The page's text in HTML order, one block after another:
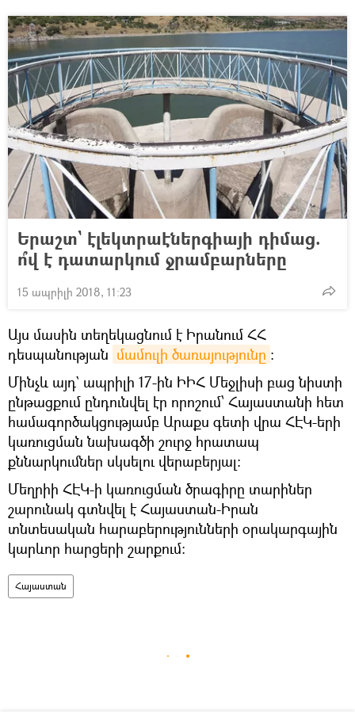
Երաշտ` էլեկտրաէներգիայի դիմաց.
ո՞վ է դատարկում ջրամբարները
15 ապրիլի 2018, 11:23
Այս մասին տեղեկացնում է Իրանում ՀՀ
դեսպանության մամուլի ծառայությունը ։
Մինչև այդ` ապրիլի 17-ին ԻԻՀ Մեջլիսի բաց նիստի
ընթացքում ընդունվել էր որոշում՝ Հայաստանի հետ
համագործակցությամբ Արաքս գետի վրա ՀԷԿ-երի
կառուցման նախագծի շուրջ հրատապ
քննարկումներ սկսելու վերաբերյալ:
Մեղրիի ՀԷԿ-ի կառուցման ծրագիրը տարիներ
շարունակ գտնվել է Հայաստան-Իրան
տնտեսական հարաբերությունների օրակարգային
կարևոր հարցերի շարքում:
Հայաստան